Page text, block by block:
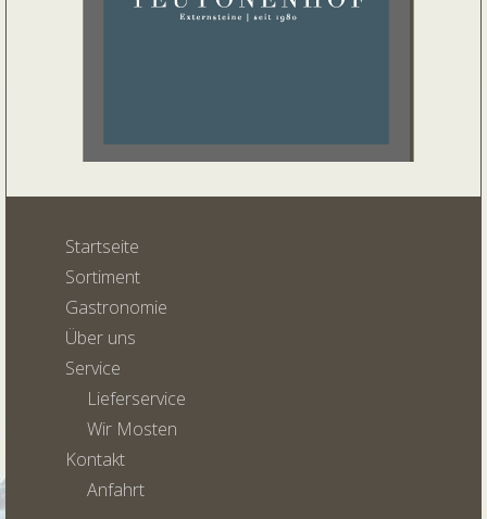
Startseite
Sortiment
Gastronomie
Über uns
Service
Lieferservice
Wir Mosten
Kontakt
Anfahrt